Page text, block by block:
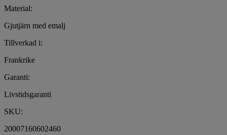
Material:
Gjutjärn med emalj
Tillverkad i:
Frankrike
Garanti:
Livstidsgaranti
SKU:
20007160602460